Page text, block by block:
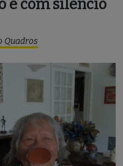
e com silêncio
Quadros